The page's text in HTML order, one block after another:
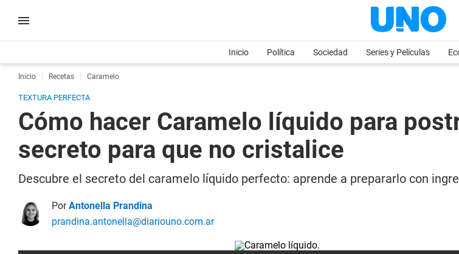
Inicio Política Sociedad Series y Películas
Inicio Recetas Caramelo
TEXTURA PERFECTA
Cómo hacer Caramelo líquido para
secreto para que no cristalice
Descubre el secreto del caramelo líquido perfecto: aprende a prepararlo con
PorAntonella Prandina
prandina.antonella@diariouno.com.ar